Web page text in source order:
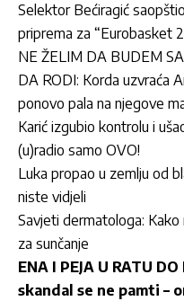
Selektor Bećiragić
priprema za “Eurobasket
NE ŽELIM DA BUDEM
DA RODI: Korda uzvraća
ponovo pala na njegove
Karić izgubio kontrolu i
(u)radio samo OVO!
Luka propao u zemlju od
niste vidjeli
Savjeti dermatologa: Kako
za sunčanje
ENA I PEJA U RATU
skandal se ne pamti –